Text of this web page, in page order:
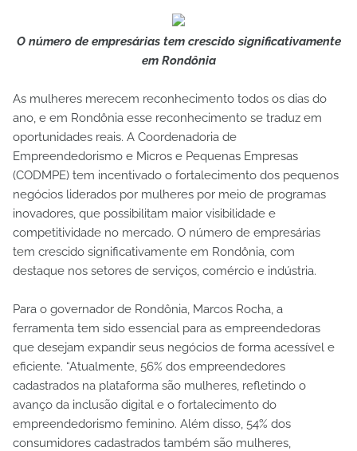
O número de empresárias tem crescido significativamente
em Rondônia
As mulheres merecem reconhecimento todos os dias do
ano, e em Rondônia esse reconhecimento se traduz em
oportunidades reais. A Coordenadoria de
Empreendedorismo e Micros e Pequenas Empresas
(CODMPE) tem incentivado o fortalecimento dos pequenos
negócios liderados por mulheres por meio de programas
inovadores, que possibilitam maior visibilidade e
competitividade no mercado. O número de empresárias
tem crescido significativamente em Rondônia, com
destaque nos setores de serviços, comércio e indústria.
Para o governador de Rondônia, Marcos Rocha, a
ferramenta tem sido essencial para as empreendedoras
que desejam expandir seus negócios de forma acessível e
eficiente. “Atualmente, 56% dos empreendedores
cadastrados na plataforma são mulheres, refletindo o
avanço da inclusão digital e o fortalecimento do
empreendedorismo feminino. Além disso, 54% dos
consumidores cadastrados também são mulheres,